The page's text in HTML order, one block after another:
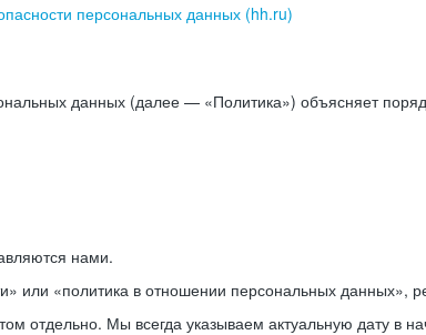
персональных данных (hh.ru)
данных (далее — «Политика») объясняет
нами.
или «политика в отношении персональных данных»,
отдельно. Мы всегда указываем актуальную дату в